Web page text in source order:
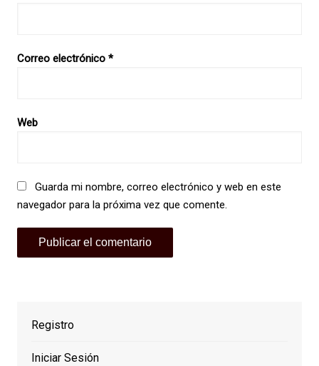
Correo electrónico *
Web
Guarda mi nombre, correo electrónico y web en este
navegador para la próxima vez que comente.
Registro
Iniciar Sesión